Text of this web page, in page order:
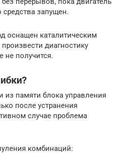
средства запущен.
оснащен каталитическим
диагностику
получится.
из памяти блока управления
после устранения
случае проблема
комбинаций: